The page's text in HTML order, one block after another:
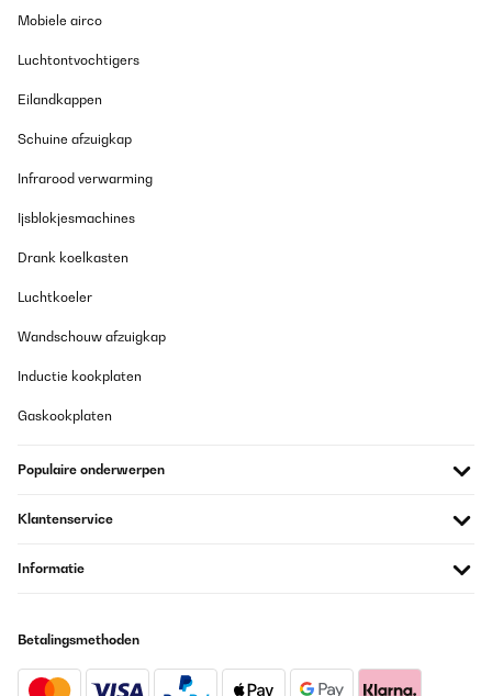
Mobiele airco
Luchtontvochtigers
Eilandkappen
Schuine afzuigkap
Infrarood verwarming
Ijsblokjesmachines
Drank koelkasten
Luchtkoeler
Wandschouw afzuigkap
Inductie kookplaten
Gaskookplaten
Populaire onderwerpen
Klantenservice
Informatie
Betalingsmethoden